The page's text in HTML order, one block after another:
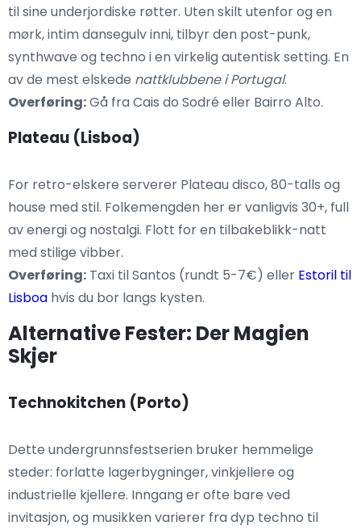
til sine underjordiske røtter. Uten skilt utenfor og en
mørk, intim dansegulv inni, tilbyr den post-punk,
synthwave og techno i en virkelig autentisk setting. En
av de mest elskede nattklubbene i Portugal.
Overføring:Gå fra Cais do Sodré eller Bairro Alto.
Plateau (Lisboa)
For retro-elskere serverer Plateau disco, 80-talls og
house med stil. Folkemengden her er vanligvis 30+, full
av energi og nostalgi. Flott for en tilbakeblikk-natt
med stilige vibber.
Overføring: Taxi til Santos (rundt 5-7€) eller Estoril til
Lisboa hvis du bor langs kysten.
Alternative Fester: Der Magien
Skjer
Technokitchen (Porto)
Dette undergrunnsfestserien bruker hemmelige
steder: forlatte lagerbygninger, vinkjellere og
industrielle kjellere. Inngang er ofte bare ved
invitasjon, og musikken varierer fra dyp techno til